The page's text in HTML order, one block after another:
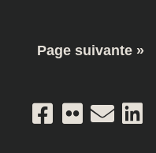
Page suivante »